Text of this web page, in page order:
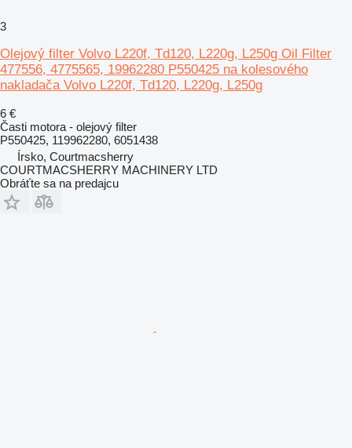
3
Olejový filter Volvo L220f, Td120, L220g, L250g Oil Filter
477556, 4775565, 19962280 P550425 na kolesového
nakladača Volvo L220f, Td120, L220g, L250g
6 €
Časti motora - olejový filter
P550425, 119962280, 6051438
Írsko, Courtmacsherry
COURTMACSHERRY MACHINERY LTD
Obráťte sa na predajcu